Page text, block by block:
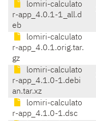
lomiri-calculato
r-app_4.0.1-1_all.d
eb
lomiri-calculato
r-app_4.0.1.orig.tar.
gz
lomiri-calculato
r-app_4.1.0-1.debi
an.tar.xz
lomiri-calculato
r-app_4.1.0-1.dsc